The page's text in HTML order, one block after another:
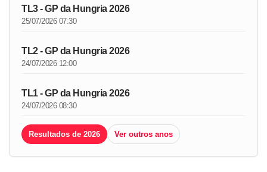
TL3 - GP da Hungria 2026
25/07/2026 07:30
TL2 - GP da Hungria 2026
24/07/2026 12:00
TL1 - GP da Hungria 2026
24/07/2026 08:30
Resultados de 2026 Ver outros anos